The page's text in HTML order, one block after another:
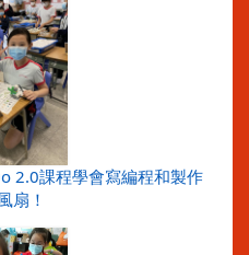
2.0課程學會寫編程和製作
扇！